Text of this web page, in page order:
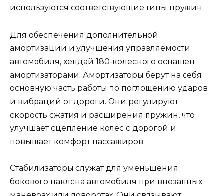
используются соответствующие типы пружин.
Для обеспечения дополнительной
амортизации и улучшения управляемости
автомобиля, хендай 180-колесного оснащен
амортизаторами. Амортизаторы берут на себя
основную часть работы по поглощению ударов
и вибраций от дороги. Они регулируют
скорость сжатия и расширения пружин, что
улучшает сцепление колес с дорогой и
повышает комфорт пассажиров.
Стабилизаторы служат для уменьшения
бокового наклона автомобиля при внезапных